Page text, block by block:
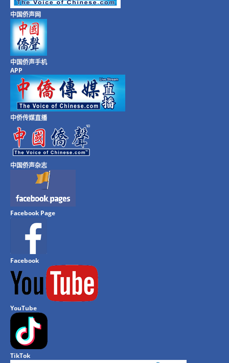
中国侨声网
中国侨声手机
APP
中侨传媒直播
中国侨声杂志
Facebook Page
Facebook
YouTube
TikTok